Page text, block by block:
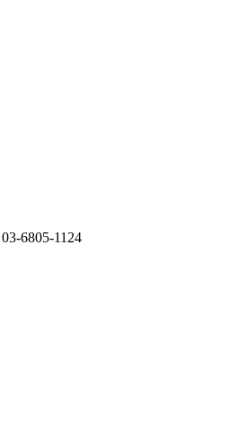
03-6805-1124